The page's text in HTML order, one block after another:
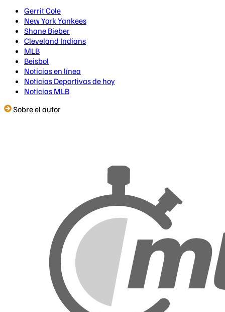
Gerrit Cole
New York Yankees
Shane Bieber
Cleveland Indians
MLB
Beisbol
Noticias en línea
Noticias Deportivas de hoy
Noticias MLB
Sobre el autor